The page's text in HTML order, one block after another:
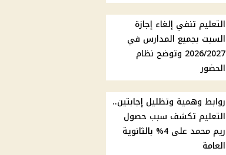
التعليم تنفي إلغاء إجازة
السبت بجميع المدارس في
2026/2027 وتوضح نظام
الحضور
روابط وهمية وتظليل إجابتين..
التعليم تكشف سبب حصول
ريم محمد على 4% بالثانوية
العامة